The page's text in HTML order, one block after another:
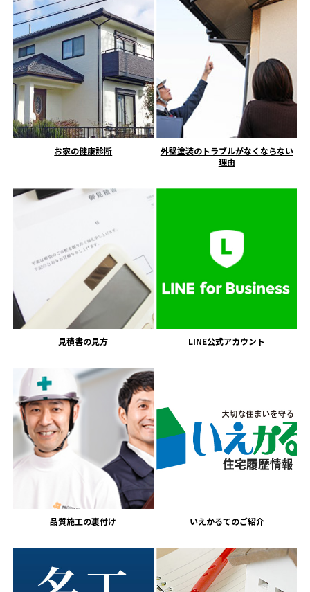
お家の健康診断
外壁塗装のトラブルがなくならない
理由
見積書の見方 LINE公式アカウント
品質施工の裏付け いえかるてのご紹介